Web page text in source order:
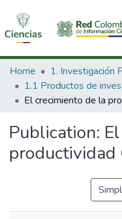
Communities & Collections
All of DSpace
Home
Publication:
productividad